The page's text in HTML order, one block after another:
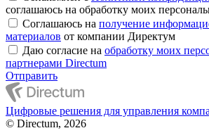
соглашаюсь на обработку моих
Соглашаюсь на получение
материалов от компании Директум
Даю согласие на обработку моих
партнерами Directum
Отправить
Цифровые решения для управления
© Directum, 2026